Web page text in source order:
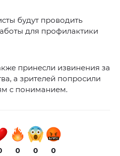
будут проводить
для профилактики
принесли извинения за
а зрителей попросили
с пониманием.
0 0 0